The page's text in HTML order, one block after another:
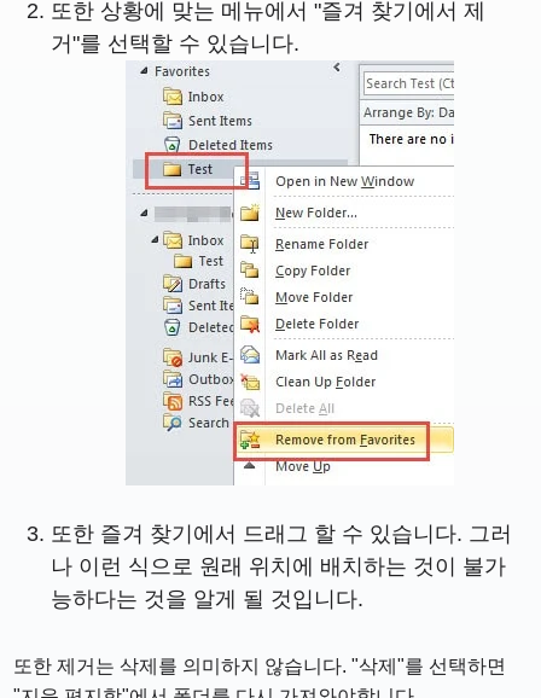
또한 상황에 맞는 메뉴에서 "즐겨 찾기에서 제
거"를 선택할 수 있습니다.
또한 즐겨 찾기에서 드래그 할 수 있습니다. 그러
나 이런 식으로 원래 위치에 배치하는 것이 불가
능하다는 것을 알게 될 것입니다.
또한 제거는 삭제를 의미하지 않습니다. "삭제"를 선택하면